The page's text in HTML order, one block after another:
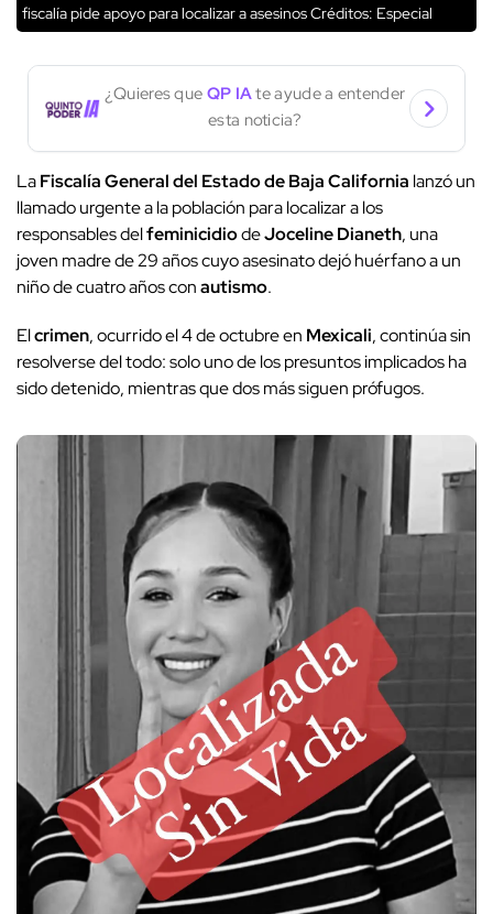
fiscalía pide apoyo para localizar a asesinosCréditos: Especial
¿Quieres que QP IAte ayude a entender
esta noticia?
LaFiscalíaGeneral del Estado de Baja California lanzó un
llamado urgente a la población para localizar a los
responsables delfeminicidiodeJoceline Dianeth, una
joven madre de 29 años cuyo asesinato dejó huérfano a un
niño de cuatro años conautismo.
Elcrimen, ocurrido el 4 de octubre en Mexicali, continúa sin
resolverse del todo: solo uno de los presuntos implicados ha
sido detenido, mientras que dos más siguen prófugos.